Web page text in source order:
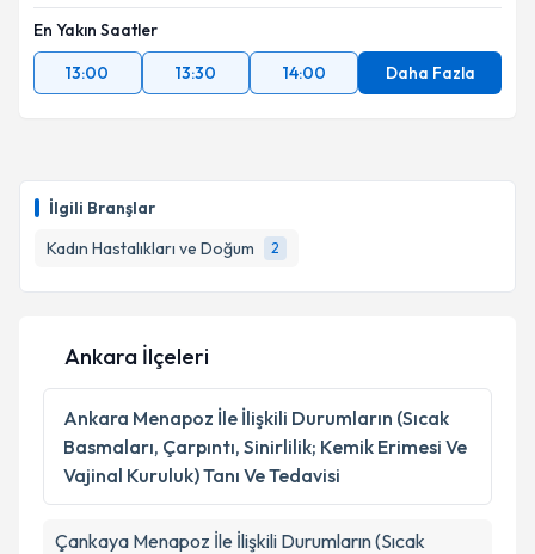
İlgili Branşlar
Kadın Hastalıkları ve Doğum
2
En Yakın Saatler
13:00
13:30 14:00 Daha Fazla
Ankara İlçeleri
Ankara Menapoz İle İlişkili Durumların (Sıcak
Basmaları, Çarpıntı, Sinirlilik; Kemik Erimesi Ve
Vajinal Kuruluk) Tanı Ve Tedavisi
Çankaya Menapoz İle İlişkili Durumların (Sıcak